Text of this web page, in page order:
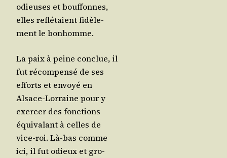
odieuses et bouf­fonnes,
elles reflé­taient fidè­le­
ment le bonhomme.
La paix à peine conclue, il
fut récom­pen­sé de ses
efforts et envoyé en
Alsace-Lor­raine pour y
exer­cer des fonc­tions
équi­va­lant à celles de
vice-roi. Là-bas comme
ici, il fut odieux et gro­